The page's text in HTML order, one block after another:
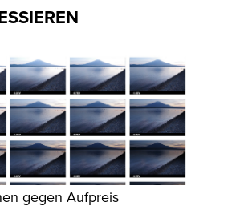
gegen Aufpreis